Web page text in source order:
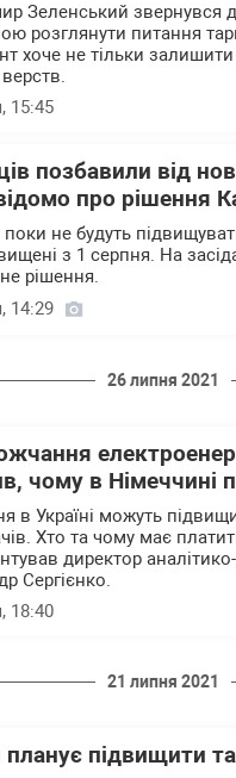
Зеленський звернувся
розглянути питання
хоче не тільки
15:45
позбавили від
про рішення
поки не будуть
з 1 серпня. На
рішення.
14:29
26 липня 2021
чому в Німеччині
в Україні можуть
Хто та чому має
директор
Сергієнко.
18:40
21 липня 2021
планує підвищити